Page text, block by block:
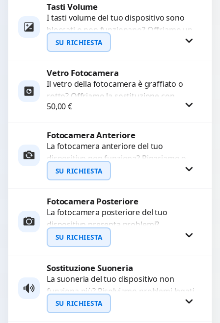
Richiedi Preventivo
WhatsApp
Tasti Volume
I tasti volume del tuo dispositivo sono
bloccati o non funzionano? Offriamo un
servizio di riparazione o sostituzione
con ricambi...
SU RICHIESTA
Richiedi Preventivo
WhatsApp
Vetro Fotocamera
Il vetro della fotocamera è graffiato o
rotto? Offriamo la sostituzione con
ricambi di alta qualità garantiti per 3
50,00€
Procedi
Fotocamera Anteriore
La fotocamera anteriore del tuo
dispositivo non funziona? Ripariamo o
sostituiamo fotocamere guaste con
problemi come immagini sfocate, messa
SU RICHIESTA
Richiedi Preventivo
WhatsApp
Fotocamera Posteriore
La fotocamera posteriore del tuo
dispositivo presenta problemi?
Interveniamo per risolvere guasti come
immagini sfocate, messa a fuoco non
SU RICHIESTA
Richiedi Preventivo
WhatsApp
Sostituzione Suoneria
La suoneria del tuo dispositivo non
funziona più? Risolviamo problemi legati
a moduli audio difettosi con interventi
precisi e componenti...
SU RICHIESTA